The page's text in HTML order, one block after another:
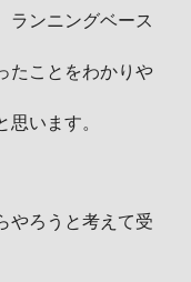
ランニングベース
たことをわかりや
います。
やろうと考えて受